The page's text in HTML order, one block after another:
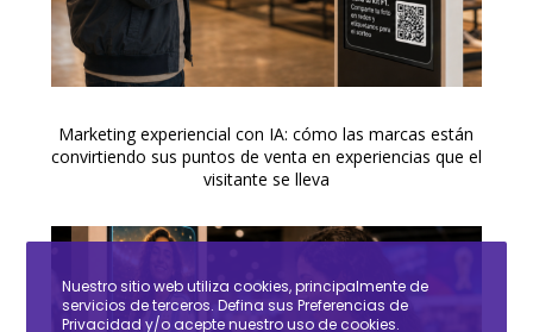
Marketing experiencial con IA: cómo las marcas están
convirtiendo sus puntos de venta en experiencias que el
visitante se lleva
Nuestro sitio web utiliza cookies, principalmente de
servicios de terceros. Defina sus Preferencias de
Privacidad y/o acepte nuestro uso de cookies.